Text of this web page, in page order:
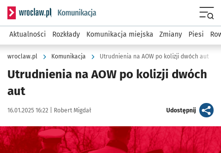
Serwis informacyjny wroclaw.pl podserwis: Komunikacja
Aktualności Rozkłady Komunikacja miejska Zmiany Piesi
wroclaw.pl Komunikacja Utrudnienia na AOW po kolizji dwóch aut
Utrudnienia na AOW po kolizji dwóch
aut
Data publikacji:
16.01.2025 16:22 | Autor:
Robert Migdał Udostępnijartykuł
Kliknij, aby powiększyć